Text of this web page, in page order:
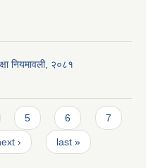
नियमावली, २०८१
5 6 7
› last »